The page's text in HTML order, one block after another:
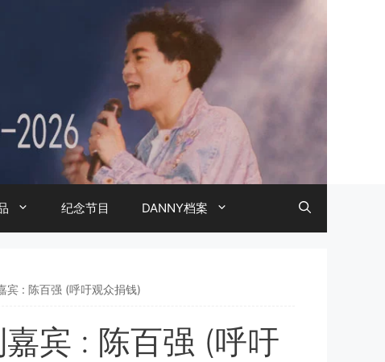
纪念节目 DANNY档案
宾 : 陈百强 (呼吁观众捐钱)
宾 : 陈百强 (呼吁